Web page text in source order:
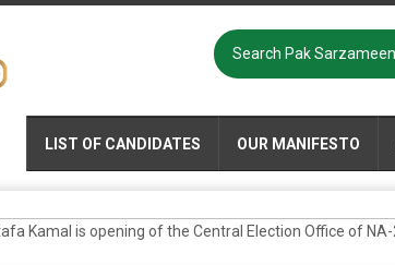
LIST OF CANDIDATES OUR MANIFESTO